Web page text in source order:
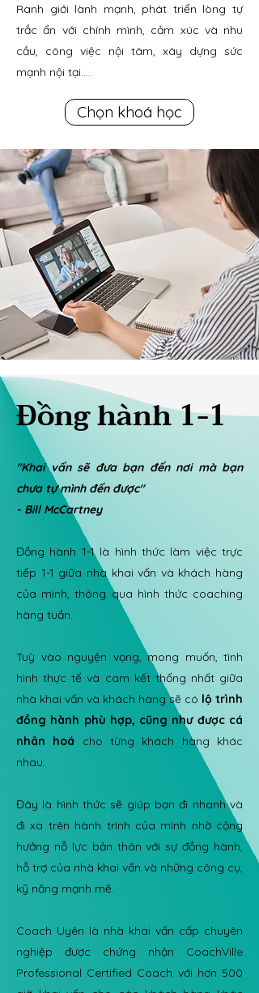
Ranh giới lành mạnh, phát triển lòng tự
trắc ẩn với chính mình, cảm xúc và nhu
cầu, công việc nội tâm, xây dựng sức
mạnh nội tại....
Chọn khoá học
Đồng hành 1-1
"Khai vấn sẽ đưa bạn đến nơi mà bạn
chưa tự mình đến được"
- Bill McCartney
Đồng hành 1-1 là hình thức làm việc trực
tiếp 1-1 giữa nhà khai vấn và khách hàng
của mình, thông qua hình thức coaching
hàng tuần.
Tuỳ vào nguyện vọng, mong muốn, tình
hình thực tế và cam kết thống nhất giữa
nhà khai vấn và khách hàng sẽ có lộ trình
đồng hành phù hợp, cũng như được cá
nhân hoá cho từng khách hàng khác
nhau.
Đây là hình thức sẽ giúp bạn đi nhanh và
đi xa trên hành trình của mình nhờ cộng
hưởng nỗ lực bản thân với sự đồng hành,
hỗ trợ của nhà khai vấn và những công cụ,
kỹ năng mạnh mẽ.
Coach Uyên là nhà khai vấn cấp chuyên
nghiệp được chứng nhận CoachVille
Professional Certified Coach với hơn 500